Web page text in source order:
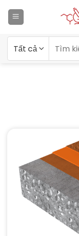
qua
kiếm: